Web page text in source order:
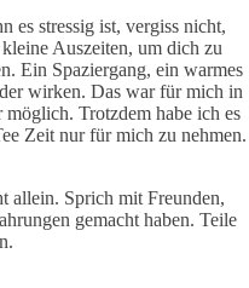
es stressig ist, vergiss nicht,
Auszeiten, um dich zu
Ein Spaziergang, ein warmes
wirken. Das war für mich in
Trotzdem habe ich es
Zeit nur für mich zu nehmen.
allein. Sprich mit Freunden,
gemacht haben. Teile